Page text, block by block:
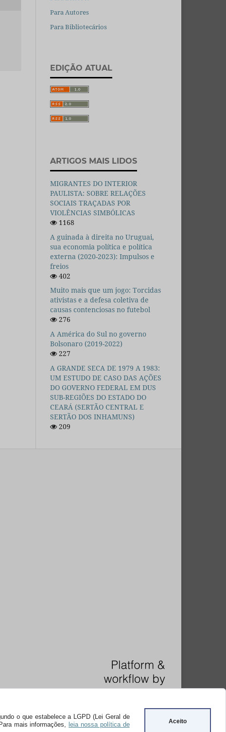
o que estabelece a LGPD (Lei Geral de
mais informações, leia nossa política de
Aceito
Para Autores
Para Bibliotecários
EDIÇÃO ATUAL
ARTIGOS MAIS LIDOS
MIGRANTES DO INTERIOR
PAULISTA: SOBRE RELAÇÕES
SOCIAIS TRAÇADAS POR
VIOLÊNCIAS SIMBÓLICAS
1168
A guinada à direita no Uruguai,
sua economia política e política
externa (2020-2023): Impulsos e
freios
402
Muito mais que um jogo: Torcidas
ativistas e a defesa coletiva de
causas contenciosas no futebol
276
A América do Sul no governo
Bolsonaro (2019-2022)
227
A GRANDE SECA DE 1979 A 1983:
UM ESTUDO DE CASO DAS AÇÕES
DO GOVERNO FEDERAL EM DUS
SUB-REGIÕES DO ESTADO DO
CEARÁ (SERTÃO CENTRAL E
SERTÃO DOS INHAMUNS)
209